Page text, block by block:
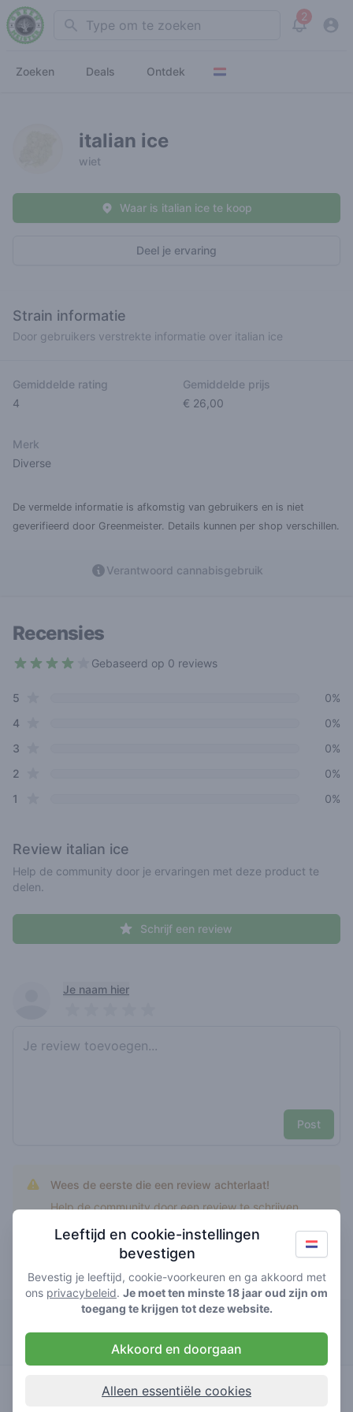
Search 2
View
Zoeken Deals Ontdek
italian ice
wiet
Deel je ervaring
Waar is italian ice te koop
Strain informatie
Door gebruikers verstrekte informatie over italian ice
Gemiddelde rating
4
Gemiddelde prijs
€ 26,00
Merk
Diverse
De vermelde informatie is afkomstig van gebruikers en is niet
geverifieerd door Greenmeister. Details kunnen per shop verschillen.
Verantwoord cannabisgebruik
Recensies
Gebaseerd op 0 reviews
Review data
5
0%
4star reviews
0%
3
0%
2
0%
1
0%
Review italian ice
Help de community door je ervaringen met deze product te
delen.
Schrijf een review
Recent reviews
Je naam hier
Post
Wees de eerste die een review achterlaat!
Help de community door een review te schrijven.
Top rated italian ice
Leeftijd en cookie-instellingen
bevestigen
Bevestig je leeftijd, cookie-voorkeuren en ga akkoord met
ons privacybeleid. Je moet ten minste 18 jaar oud zijn om
toegang te krijgen tot deze website.
Akkoord en doorgaan
Alleen essentiële cookies